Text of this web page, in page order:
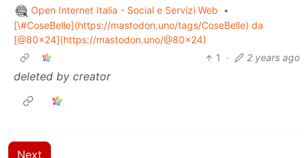
Open Internet Italia - Social e Servizi Web
•
[\#CoseBelle](https://mastodon.uno/tags/CoseBelle) da
[@80x24](https://mastodon.uno/@80x24)
1
· 2 years ago
deleted by creator
Next